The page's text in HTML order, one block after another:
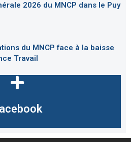
2026 du MNCP dans le Puy
du MNCP face à la baisse
Travail